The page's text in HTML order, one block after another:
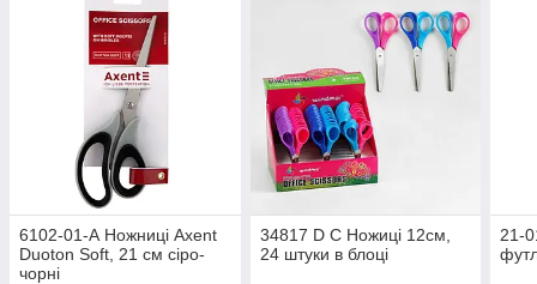
6102-01-А Ножниці Axent
Duoton Soft, 21 см сіро-
чорні
34817 D С Ножиці 12см,
24 штуки в блоці
21-